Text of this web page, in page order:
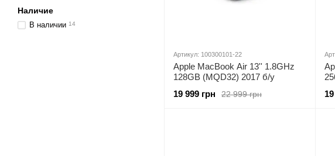
Артикул: 100300101-22
Apple MacBook Air 13'' 1.8GHz
128GB (MQD32) 2017 б/у
22 999 грн
19 999 грн
Наличие
В наличии 14